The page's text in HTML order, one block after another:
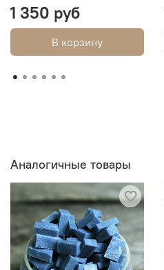
1 350 руб
В корзину
Аналогичные товары